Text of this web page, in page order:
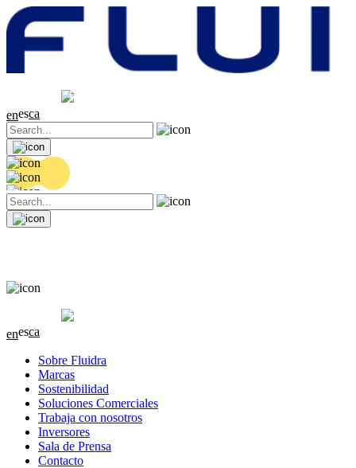
0.06 (+0.3%)
enesca
0.06 (+0.3%)
enesca
Sobre Fluidra
Marcas
Sostenibilidad
Soluciones Comerciales
Trabaja con nosotros
Inversores
Sala de Prensa
Contacto